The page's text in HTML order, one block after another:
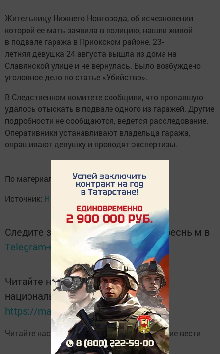
Жительницу Нижнего Новгорода, об исчезновении
которой ее мать заявила в полицию, нашли живой
в подвале гаража в Приокском районе. 23-
летняя девушка 24 августа вышла из дома на
Славянской улице и не вернулась. Было возбуждено
уголовное дело по статье «Убийство».
В Следственном комитете сообщили, что пропавшую
удалось отыскать в подвале одного из гаражей. Другие
подробности не сообщаются, ведется расследование.
Оперативники устанавливают владельца гаража,
опрашивают девушку и проводят экспертизы.
По материалам: СК.
Источник: НТВ
Следите за самым важным и интересным в
Telegram-канале
Татмедиа
Читайте новости Татарстана в
национальном мессенджере MАХ:
https://max.ru/tatmedia
Читайте нас в Telegram-каналеВысокогорские вести